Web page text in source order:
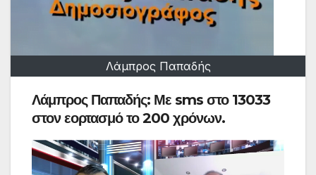
Λάμπρος Παπαδής
Λάμπρος Παπαδής: Με sms στο 13033
στον εορτασμό το 200 χρόνων.